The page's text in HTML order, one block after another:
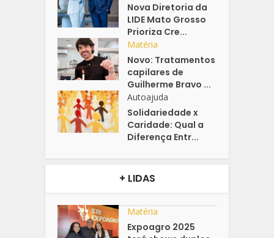
Nova Diretoria da
LIDE Mato Grosso
Prioriza Cre...
Matéria
Novo: Tratamentos
capilares de
Guilherme Bravo ...
Autoajuda
Solidariedade x
Caridade: Qual a
Diferença Entr...
+ LIDAS
Matéria
Expoagro 2025